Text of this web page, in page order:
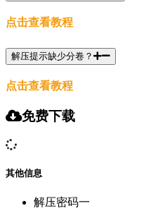
点击查看教程
解压提示缺少分卷？
点击查看教程
免费下载
其他信息
解压密码一